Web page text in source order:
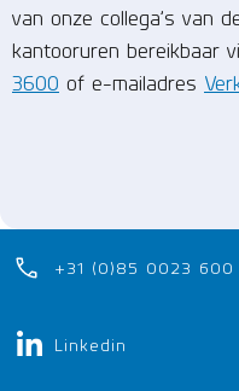
van onze collega’s van
kantooruren bereikbaar
3600 of e-mailadres
+31 (0)85 0023 600
Linkedin